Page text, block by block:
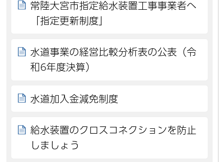
常陸大宮市指定給水装置工事事業者へ
「指定更新制度」
水道事業の経営比較分析表の公表（令
和6年度決算）
水道加入金減免制度
給水装置のクロスコネクションを防止
しましょう